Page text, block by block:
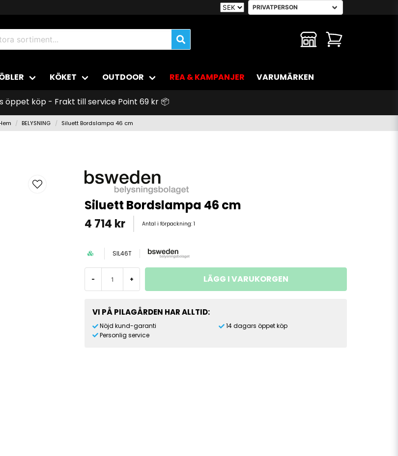
KÖKET OUTDOOR REA & KAMPANJER VARUMÄRKEN
öppet köp - Frakt till service Point 69 kr 📦
BELYSNING Siluett Bordslampa 46 cm
Siluett Bordslampa 46 cm
4 714 kr Antal i förpackning:1
SIL46T
- + LÄGG I VARUKORGEN
VI PÅ PILAGÅRDEN HAR ALLTID:
Nöjd kund-garanti
Personlig service
14 dagars öppet köp